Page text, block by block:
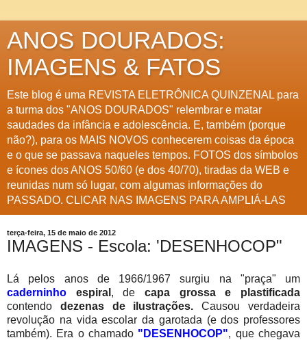
ANOS DOURADOS:
IMAGENS & FATOS
Este blog é uma REVISTA ELETRÔNICA QUINZENAL para
a turma dos "ANOS DOURADOS" relembrar e matar
saudades da infância e adolescência. E, também (porque
não?), para os MAIS NOVOS conhecerem coisas da época
e o que se passava naqueles tempos. FOTOS dos símbolos
e ícones dos ANOS 50/60 (e dos 40/70), tiradas da WEB e
reunidas num só lugar, com algumas informações do
PASSADO. CLICAR NAS IMAGENS PARA AMPLIÁ-LAS
terça-feira, 15 de maio de 2012
IMAGENS - Escola: 'DESENHOCOP"
Lá pelos anos de 1966/1967 surgiu na "praça" um
caderninho
espiral , decapa grossa e plastificada
contendo dezenas de ilustrações.Causou verdadeira
revolução na vida escolar da garotada (e dos professores
também). Era o chamado "DESENHOCOP", que chegava